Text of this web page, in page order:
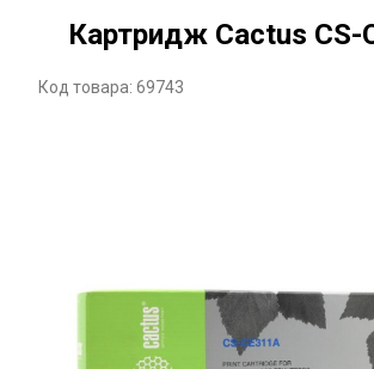
Картридж Cactus CS-
Код товара: 69743